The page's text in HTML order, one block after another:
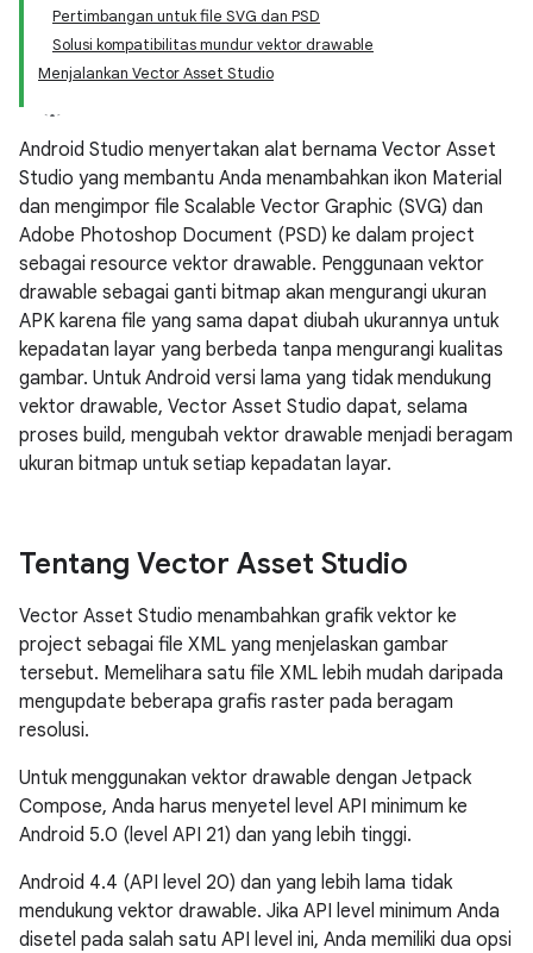
Pertimbangan untuk file SVG dan PSD
Solusi kompatibilitas mundur vektor drawable
Menjalankan Vector Asset Studio
Android Studio menyertakan alat bernama Vector Asset
Studio yang membantu Anda menambahkan ikon Material
dan mengimpor file Scalable Vector Graphic (SVG) dan
Adobe Photoshop Document (PSD) ke dalam project
sebagai resource vektor drawable. Penggunaan vektor
drawable sebagai ganti bitmap akan mengurangi ukuran
APK karena file yang sama dapat diubah ukurannya untuk
kepadatan layar yang berbeda tanpa mengurangi kualitas
gambar. Untuk Android versi lama yang tidak mendukung
vektor drawable, Vector Asset Studio dapat, selama
proses build, mengubah vektor drawable menjadi beragam
ukuran bitmap untuk setiap kepadatan layar.
Tentang Vector Asset Studio
Vector Asset Studio menambahkan grafik vektor ke
project sebagai file XML yang menjelaskan gambar
tersebut. Memelihara satu file XML lebih mudah daripada
mengupdate beberapa grafis raster pada beragam
resolusi.
Untuk menggunakan vektor drawable dengan Jetpack
Compose, Anda harus menyetel level API minimum ke
Android 5.0 (level API 21) dan yang lebih tinggi.
Android 4.4 (API level 20) dan yang lebih lama tidak
mendukung vektor drawable. Jika API level minimum Anda
disetel pada salah satu API level ini, Anda memiliki dua opsi